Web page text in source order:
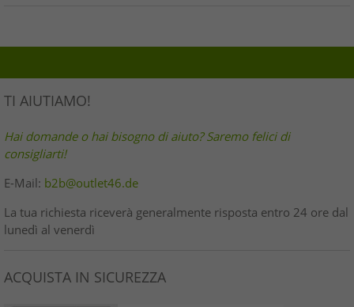
TI AIUTIAMO!
Hai domande o hai bisogno di aiuto? Saremo felici di
consigliarti!
E-Mail: b2b@outlet46.de
La tua richiesta riceverà generalmente risposta entro 24 ore dal
lunedì al venerdì
ACQUISTA IN SICUREZZA